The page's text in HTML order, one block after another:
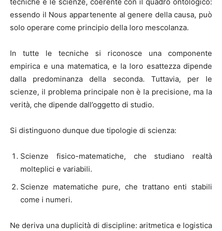
essendo il Nous appartenente al genere della causa, può
solo operare come principio della loro mescolanza.
In tutte le tecniche si riconosce una componente
empirica e una matematica, e la loro esattezza dipende
dalla predominanza della seconda. Tuttavia, per le
scienze, il problema principale non è la precisione, ma la
verità, che dipende dall’oggetto di studio.
Si distinguono dunque due tipologie di scienza:
Scienze fisico-matematiche, che studiano realtà
molteplici e variabili.
Scienze matematiche pure, che trattano enti stabili
come i numeri.
Ne deriva una duplicità di discipline: aritmetica e logistica